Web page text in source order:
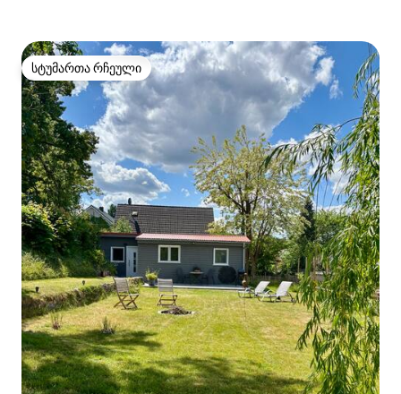
სტუმართა რჩეული
სტუმართა რჩეული